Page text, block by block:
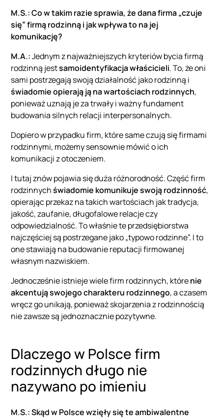
M.S.: Co w takim razie sprawia, że dana firma „czuje
się” firmą rodzinną i jak wpływa to na jej
komunikację?
M.A.:Jednym z najważniejszych kryteriów bycia firmą
rodzinną jestsamoidentyfikacja właścicieli. To, że oni
sami postrzegają swoją działalność jako rodzinną i
świadomie opierają ją na wartościach rodzinnych,
ponieważ uznają je za trwały i ważny fundament
budowania silnych relacji interpersonalnych.
Dopiero w przypadku firm, które same czują się firmami
rodzinnymi, możemy sensownie mówić o ich
komunikacji z otoczeniem.
I tutaj znów pojawia się duża różnorodność. Część firm
rodzinnychświadomie komunikuje swoją rodzinność,
opierając przekaz na takich wartościach jak tradycja,
jakość, zaufanie, długofalowe relacje czy
odpowiedzialność. To właśnie te przedsiębiorstwa
najczęściej są postrzegane jako „typowo rodzinne”. I to
one stawiają na budowanie reputacji firmowanej
własnym nazwiskiem.
Jednocześnie istnieje wiele firm rodzinnych, którenie
akcentują swojego charakteru rodzinnego, a czasem
wręcz go unikają, ponieważ skojarzenia z rodzinnością
nie zawsze są jednoznacznie pozytywne.
Dlaczego w Polsce firm
rodzinnych długo nie
nazywano po imieniu
M.S.: Skąd w Polsce wzięły się te ambiwalentne